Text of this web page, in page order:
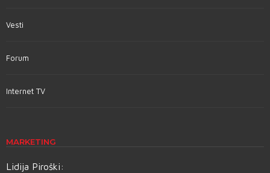
Vesti
Forum
Internet TV
MARKETING
Lidija Piroški: